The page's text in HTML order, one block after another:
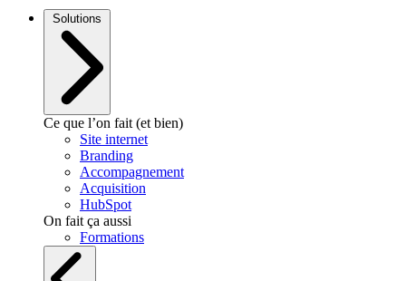
Solutions
Ce que l’on fait (et bien)
Site internet
Branding
Accompagnement
Acquisition
HubSpot
On fait ça aussi
Formations